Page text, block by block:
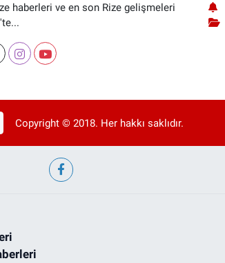
haberleri ve en son Rize gelişmeleri
Copyright © 2018. Her hakkı saklıdır.